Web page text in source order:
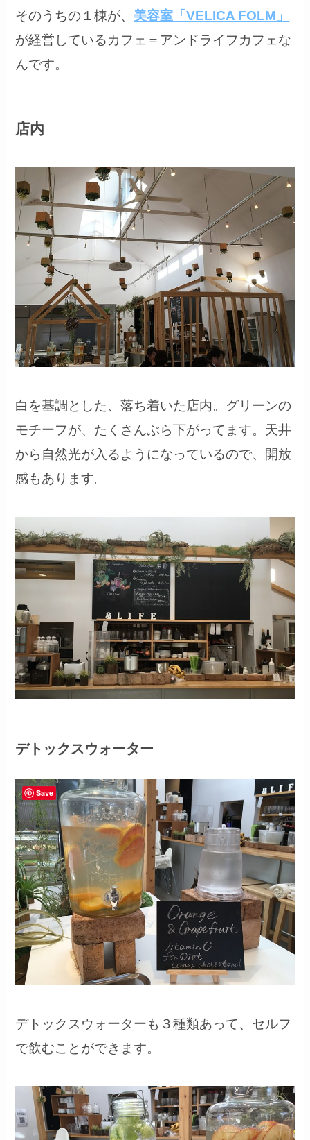
そのうちの１棟が、 美容室「VELICA FOLM」
が経営しているカフェ＝アンドライフカフェな
んです。
店内
白を基調とした、落ち着いた店内。グリーンの
モチーフが、たくさんぶら下がってます。天井
から自然光が入るようになっているので、開放
感もあります。
デトックスウォーター
デトックスウォーターも３種類あって、セルフ
で飲むことができます。
Save